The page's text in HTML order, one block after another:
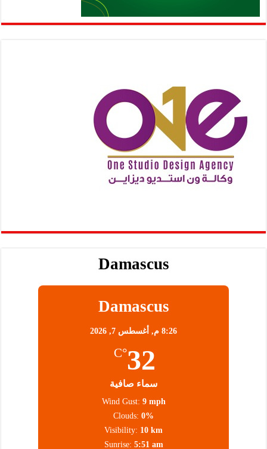
Damascus
Damascus
8:26 م, أغسطس 7, 2026
32
°C
سماء صافية
Wind Gust: 9 mph
Clouds: 0%
Visibility: 10 km
Sunrise: 5:51 am